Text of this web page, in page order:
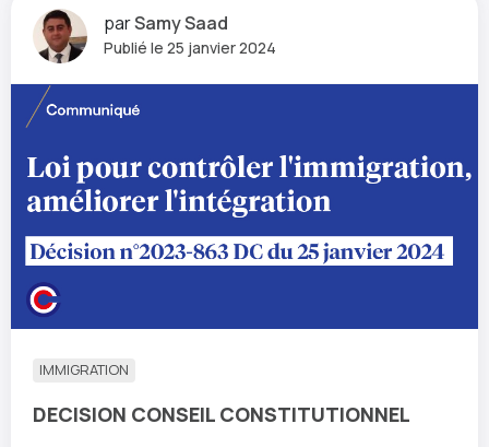
parSamy Saad
Publié le 25 janvier 2024
IMMIGRATION
DECISION CONSEIL CONSTITUTIONNEL